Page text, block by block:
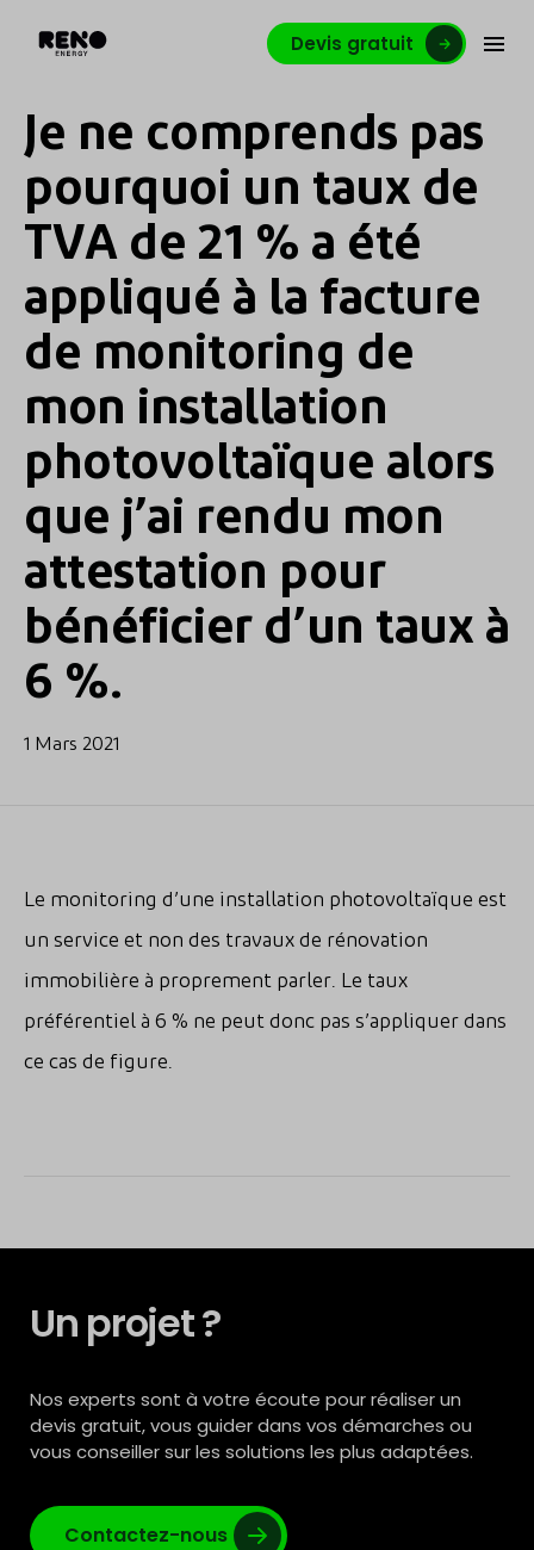
Devis gratuit
Je ne comprends pas
pourquoi un taux de
TVA de 21 % a été
appliqué à la facture
de monitoring de
mon installation
photovoltaïque alors
que j’ai rendu mon
attestation pour
bénéficier d’un taux à
6 %.
1 Mars 2021
Le monitoring d’une installation photovoltaïque est
un service et non des travaux de rénovation
immobilière à proprement parler. Le taux
préférentiel à 6 % ne peut donc pas s’appliquer dans
ce cas de figure.
Un projet ?
Nos experts sont à votre écoute pour réaliser un
devis gratuit, vous guider dans vos démarches ou
vous conseiller sur les solutions les plus adaptées.
Contactez-nous